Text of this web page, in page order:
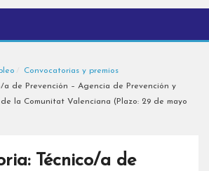
Convocatorias y premios
a de Prevención – Agencia de Prevención y
la Comunitat Valenciana (Plazo: 29 de mayo
Técnico/a de